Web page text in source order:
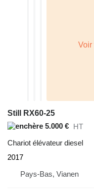
Still RX60-25
5.000 € HT
Chariot élévateur diesel
2017
Pays-Bas, Vianen